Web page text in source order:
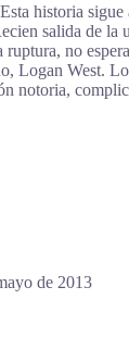
Esta historia sigue
salida de la
no
Logan West.
notoria,
de 2013